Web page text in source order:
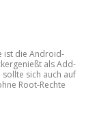
ist die Android-
als Add-
sich auch auf
Root-Rechte